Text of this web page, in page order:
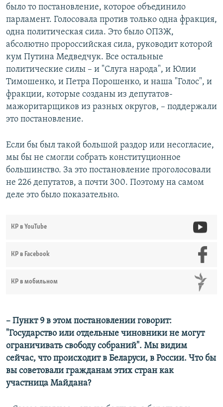
было то постановление, которое объединило
парламент. Голосовала против только одна фракция,
одна политическая сила. Это было ОПЗЖ,
абсолютно пророссийская сила, руководит которой
кум Путина Медведчук. Все остальные
политические силы – и "Слуга народа", и Юлии
Тимошенко, и Петра Порошенко, и наша "Голос", и
фракции, которые созданы из депутатов-
мажоритарщиков из разных округов, – поддержали
это постановление.
Если бы был такой большой раздор или несогласие,
мы бы не смогли собрать конституционное
большинство. За это постановление проголосовали
не 226 депутатов, а почти 300. Поэтому на самом
деле это было показательно.
КР в YouTube
КР в Facebook
КР в мобильном
– Пункт 9 в этом постановлении говорит:
"Государство или отдельные чиновники не могут
ограничивать свободу собраний". Мы видим
сейчас, что происходит в Беларуси, в России. Что бы
вы советовали гражданам этих стран как
участница Майдана?